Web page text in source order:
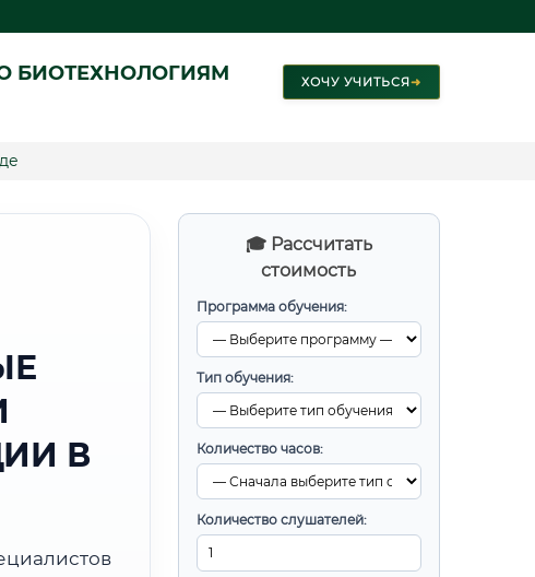
БИОТЕХНОЛОГИЯМ ХОЧУ УЧИТЬСЯ➜
🎓 Рассчитать
стоимость
Программа обучения:
Тип обучения:
Количество часов:
Количество слушателей:
В